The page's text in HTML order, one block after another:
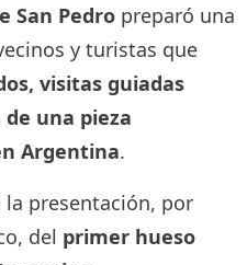
San Pedropreparó una
y turistas que
visitas guiadas
una pieza
Argentina.
presentación, por
del primer hueso